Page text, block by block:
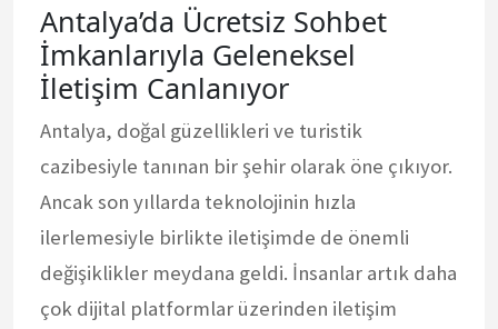
Antalya’da Ücretsiz Sohbet
İmkanlarıyla Geleneksel
İletişim Canlanıyor
Antalya, doğal güzellikleri ve turistik
cazibesiyle tanınan bir şehir olarak öne çıkıyor.
Ancak son yıllarda teknolojinin hızla
ilerlemesiyle birlikte iletişimde de önemli
değişiklikler meydana geldi. İnsanlar artık daha
çok dijital platformlar üzerinden iletişim